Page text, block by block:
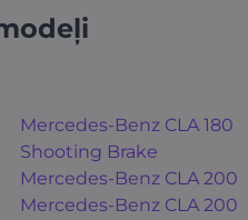
Mercedes-Benz CLA 180
Shooting Brake
Mercedes-Benz CLA 200
Mercedes-Benz CLA 200